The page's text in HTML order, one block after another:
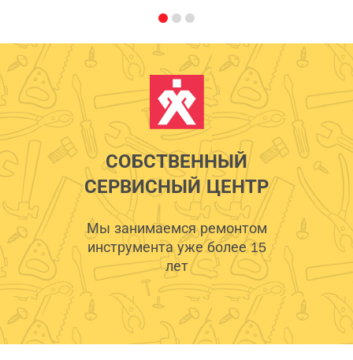
СОБСТВЕННЫЙ
СЕРВИСНЫЙ ЦЕНТР
Мы занимаемся ремонтом
инструмента уже более 15
лет